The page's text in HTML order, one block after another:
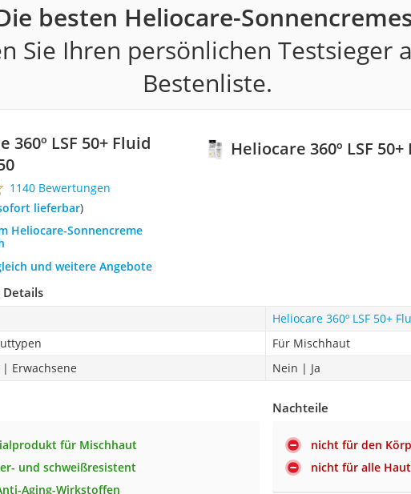
besten Heliocare-
Sie Ihren persönlichen Testsieger
Bestenliste.
Heliocare 360º LSF
360º LSF 50+ Fluid
1140 Bewertungen
Sofort lieferbar)
Heliocare-Sonnencreme
und weitere Angebote
Details
Heliocare 360º LSF 50+
Für Mischhaut
Erwachsene
Nein | Ja
für Mischhaut
und schweißresistent
Aging-Wirkstoffen
Nachteile
nicht für den
nicht für alle